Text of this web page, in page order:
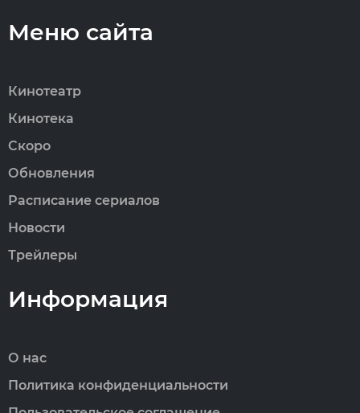
Меню сайта
Кинотеатр
Кинотека
Скоро
Обновления
Расписание сериалов
Новости
Трейлеры
Информация
О нас
Политика конфиденциальности